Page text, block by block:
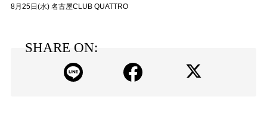
8月25日(水) 名古屋CLUB QUATTRO
SHARE ON: